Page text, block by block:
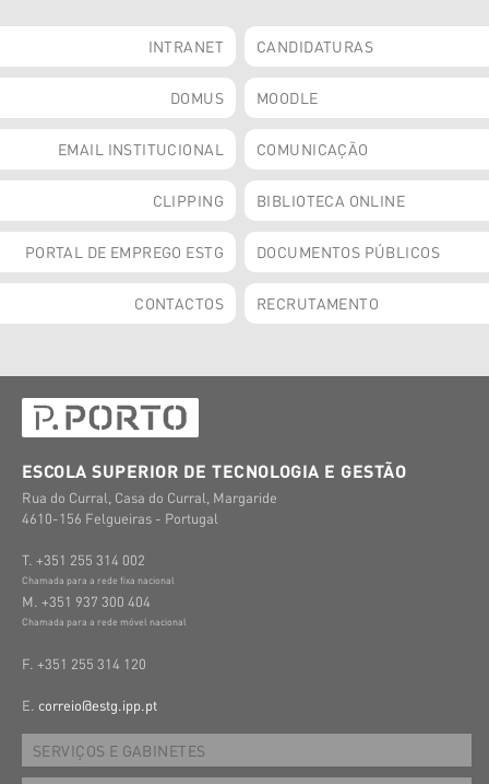
INTRANET CANDIDATURAS
DOMUS MOODLE
EMAIL INSTITUCIONAL COMUNICAÇÃO
CLIPPING BIBLIOTECA ONLINE
PORTAL DE EMPREGO ESTG DOCUMENTOS PÚBLICOS
CONTACTOS RECRUTAMENTO
ESCOLA SUPERIOR DE TECNOLOGIA E GESTÃO
Rua do Curral, Casa do Curral, Margaride
4610-156 Felgueiras - Portugal
T. +351 255 314 002
Chamada para a rede fixa nacional
M. +351 937 300 404
Chamada para a rede móvel nacional
F. +351 255 314 120
E. correio@estg.ipp.pt
SERVIÇOS E GABINETES